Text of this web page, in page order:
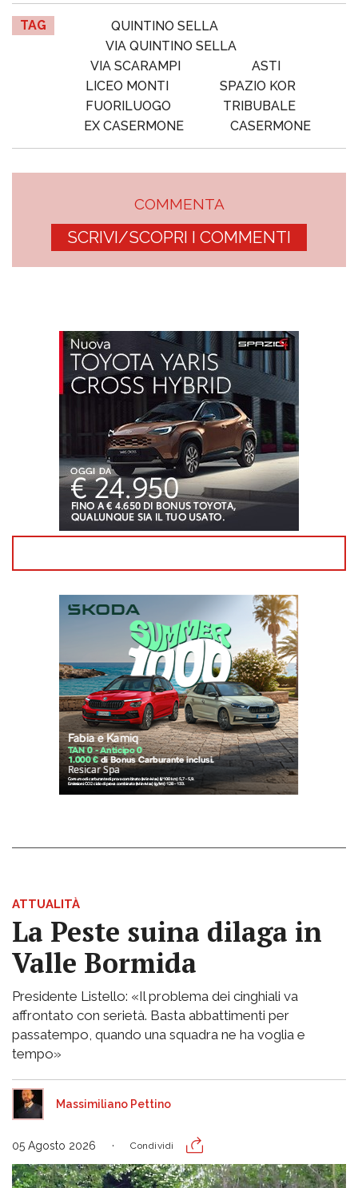
TAG
QUINTINO SELLA
VIA QUINTINO SELLA
VIA SCARAMPI
ASTI
LICEO MONTI
SPAZIO KOR
FUORILUOGO
TRIBUBALE
EX CASERMONE
CASERMONE
COMMENTA
SCRIVI/SCOPRI I COMMENTI
ATTUALITÀ
La Peste suina dilaga in
Valle Bormida
Presidente Listello: «Il problema dei cinghiali va
affrontato con serietà. Basta abbattimenti per
passatempo, quando una squadra ne ha voglia e
tempo»
Massimiliano Pettino
05 Agosto 2026 Condividi